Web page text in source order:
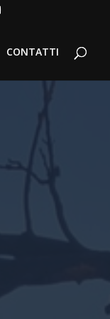
CONTATTI